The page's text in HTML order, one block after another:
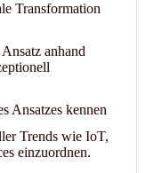
Transformation
anhand
Ansatzes kennen
Trends wie IoT,
einzuordnen.